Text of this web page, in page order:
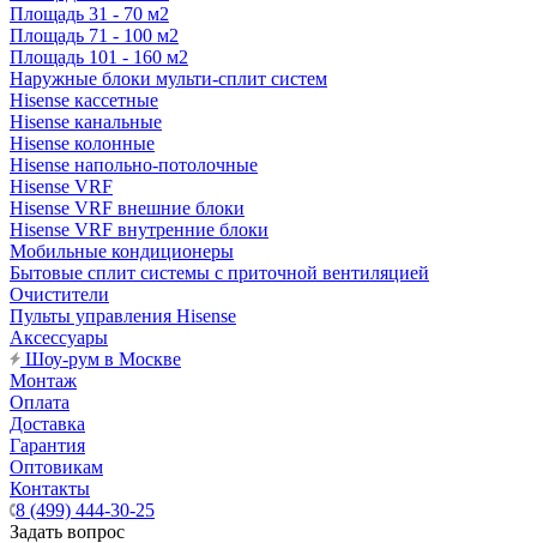
Площадь 31 - 70 м2
Площадь 71 - 100 м2
Площадь 101 - 160 м2
Наружные блоки мульти-сплит систем
Hisense кассетные
Hisense канальные
Hisense колонные
Hisense напольно-потолочные
Hisense VRF
Hisense VRF внешние блоки
Hisense VRF внутренние блоки
Мобильные кондиционеры
Бытовые сплит системы с приточной вентиляцией
Очистители
Пульты управления Hisense
Аксессуары
Шоу-рум в Москве
Монтаж
Оплата
Доставка
Гарантия
Оптовикам
Контакты
8 (499) 444-30-25
Задать вопрос